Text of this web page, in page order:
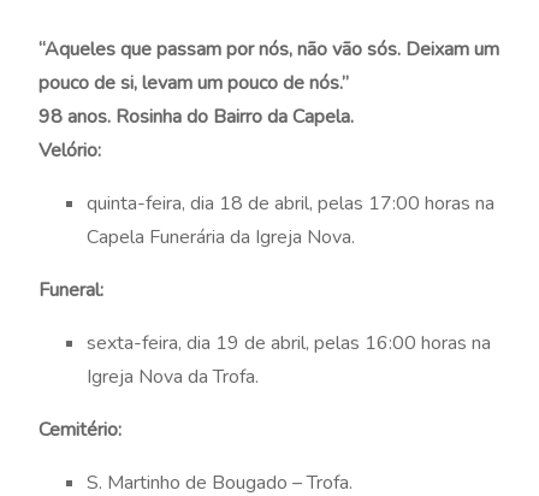
“Aqueles que passam por nós, não vão sós. Deixam um
pouco de si, levam um pouco de nós.”
98 anos. Rosinha do Bairro da Capela.
Velório:
quinta-feira, dia 18 de abril, pelas 17:00 horas na
Capela Funerária da Igreja Nova.
Funeral:
sexta-feira, dia 19 de abril, pelas 16:00 horas na
Igreja Nova da Trofa.
Cemitério:
S. Martinho de Bougado – Trofa.